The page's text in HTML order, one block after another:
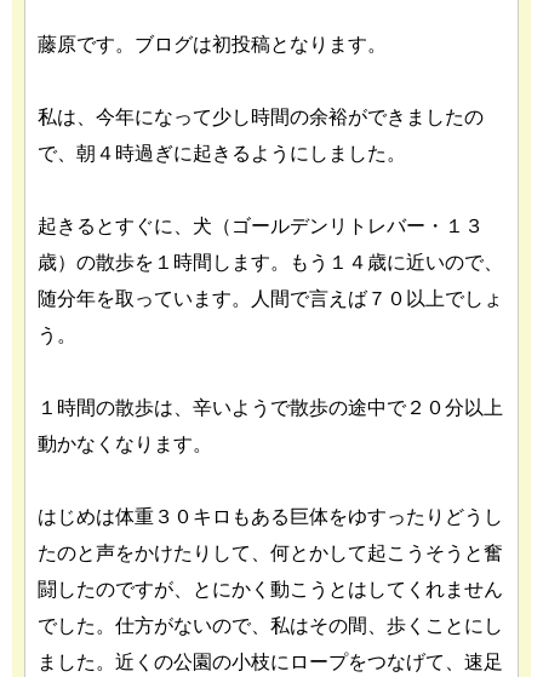
藤原です。ブログは初投稿となります。
私は、今年になって少し時間の余裕ができましたの
で、朝４時過ぎに起きるようにしました。
起きるとすぐに、犬（ゴールデンリトレバー・１３
歳）の散歩を１時間します。もう１４歳に近いので、
随分年を取っています。人間で言えば７０以上でしょ
う。
１時間の散歩は、辛いようで散歩の途中で２０分以上
動かなくなります。
はじめは体重３０キロもある巨体をゆすったりどうし
たのと声をかけたりして、何とかして起こうそうと奮
闘したのですが、とにかく動こうとはしてくれません
でした。仕方がないので、私はその間、歩くことにし
ました。近くの公園の小枝にロープをつなげて、速足